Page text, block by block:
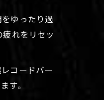
ゆったり過
れをリセッ
コードバー
す。